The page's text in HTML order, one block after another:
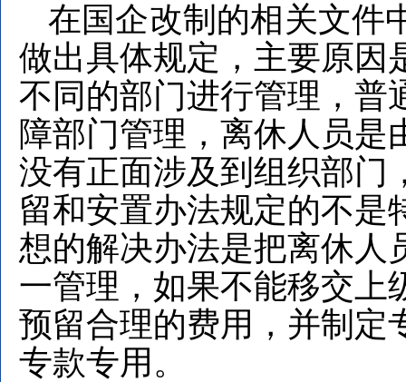
在国企改制的相关文件
做出具体规定，主要原因
不同的部门进行管理，普
障部门管理，离休人员是
没有正面涉及到组织部门
留和安置办法规定的不是
想的解决办法是把离休人
一管理，如果不能移交上
预留合理的费用，并制定
专款专用。